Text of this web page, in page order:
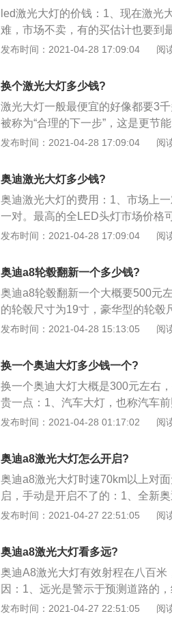
比较广泛，在测量、电子、通信、
led激光大灯的价钱：1、现在激光
难，市场不卖，有的买估计也要到
果很好，但不是很实惠，改装市场
头，效果也不错。
发布时间：2021-04-28 17:09:04 阅
换个激光大灯多少钱?
激光大灯一般最便宜的好像都要3
被称为“合理的下一步”，这是更节
那种炫到爆的激光，它甚至一点都
的同时对眼睛也更加友好；
发布时间：2021-04-28 17:09:04 阅
奥迪激光大灯多少钱?
奥迪激光大灯的费用：1、市场上
一对。最高的全LED头灯市场价格
本，激光大灯比LED好，如果小康
间行驶的路上可以修改LED灯，
光头灯不需要追求了，激光头灯和
发布时间：2021-04-28 17:09:04 阅
奥迪a8轮毂翻新一个多少钱?
奥迪a8轮毂翻新一个大概要500元
的轮毂尺寸为19寸，豪华型的轮毂
同；2、奥迪A8汽车的配置介绍如
达、360°摄像头以及位于车头的远
插电式混合动力版奥迪A8Le-tron
机组成的插电式混动系统，并将支
锂离子电子能提供50km纯电续航里
发布时间：2021-04-28 15:13:05 阅
换一个奥迪大灯多少钱一个?
换一个奥迪大灯大概是300元左右
贵一点：1、汽车大灯，也称汽车
不仅关系到一个车主的外在形象，
提灯，1887年，一个驾驶员在黑暗
家；3、1898年，哥伦比亚号电动
了。最初的前大灯不能调光，所以
采用了附加光度调节器。这种前大
动夹具装置。
发布时间：2021-04-28 01:17:02 阅
奥迪a8激光大灯怎么开启?
奥迪a8激光大灯时速70km以上对
启，手动是开启不了的：1、全新
发动机的同时另有一台48V电动机
重平衡；2、熟悉的六边形进气格
LED大灯带激光大灯，时刻宣告着
明技术大灯的两倍，进一步增强黑
照亮未来前路。贯穿式尾灯组是新
光源，科技氛围凸显；3、全新
发布时间：2021-04-27 22:51:05 阅
奥迪a8激光大灯看多远?
奥迪A8激光大灯有效射程在八百
因：1、远光是警示于预测道路的
45米左右，超过50米就看不太清楚
发布时间：2021-04-27 22:51:05 阅